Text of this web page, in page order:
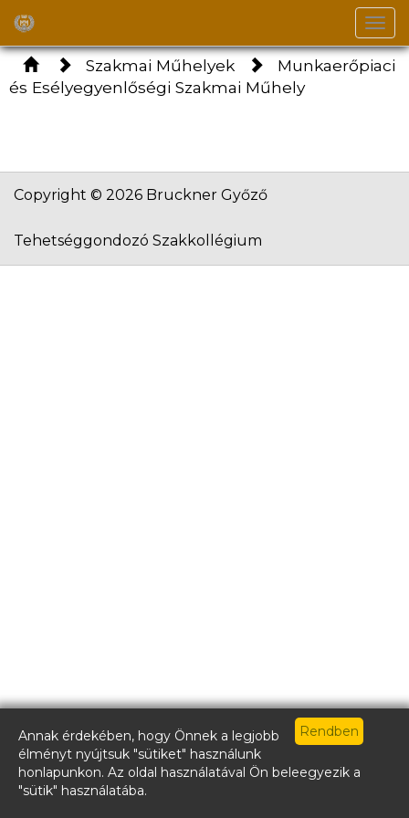
Annak érdekében, hogy Önnek a legjobb
élményt nyújtsuk "sütiket" használunk
honlapunkon. Az oldal használatával Ön beleegyezik a
"sütik" használatába.
Szakmai Műhelyek
Munkaerőpiaci
és Esélyegyenlőségi Szakmai Műhely
Copyright © 2026 Bruckner Győző
Tehetséggondozó Szakkollégium